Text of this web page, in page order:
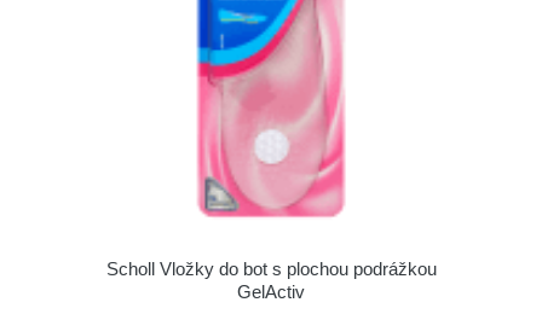
Scholl Vložky do bot s plochou podrážkou
GelActiv